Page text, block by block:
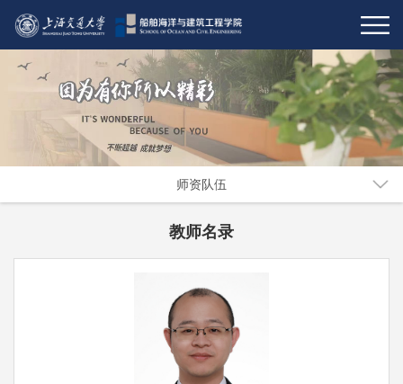
师资队伍
教师名录